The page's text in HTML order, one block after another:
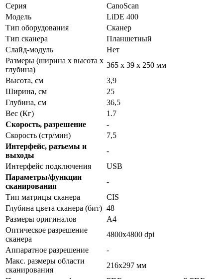
Серия
CanoScan
Модель
LiDE 400
Тип оборудования
Сканер
Тип сканера
Планшетный
Слайд-модуль
Нет
Размеры (ширина x высота x
глубина)
365 x 39 x 250 мм
Высота, см
3,9
Ширина, см
25
Глубина, см
36,5
Вес (Кг)
1.7
Скорость, разрешение
-
Скорость (стр/мин)
7,5
Интерфейс, разъемы и
выходы
-
Интерфейс подключения
USB
Параметры/функции
сканирования
-
Тип матрицы сканера
CIS
Глубина цвета сканера (бит) 48
Размеры оригиналов
A4
Оптическое разрешение
сканера
4800x4800 dpi
Аппаратное разрешение
-
Макс. размеры области
сканирования
216х297 мм